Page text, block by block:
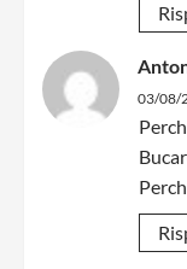
03/08/